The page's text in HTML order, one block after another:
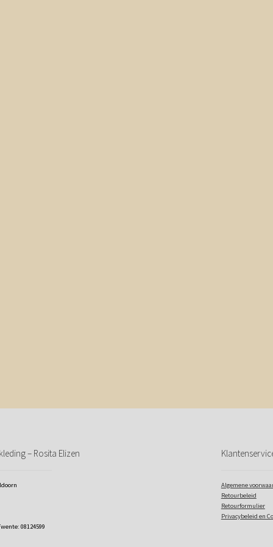
– Rosita Elizen
08124599
Algemene
Retourbeleid
Retourformulier
Privacybeleid en